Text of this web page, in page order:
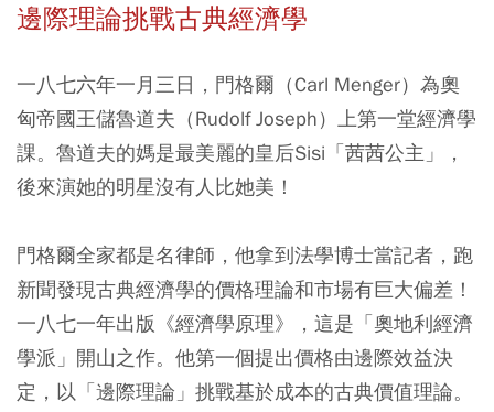
邊際理論挑戰古典經濟學
一八七六年一月三日，門格爾（Carl Menger）為奧
匈帝國王儲魯道夫（Rudolf Joseph）上第一堂經濟學
課。魯道夫的媽是最美麗的皇后Sisi「茜茜公主」，
後來演她的明星沒有人比她美！
門格爾全家都是名律師，他拿到法學博士當記者，跑
新聞發現古典經濟學的價格理論和市場有巨大偏差！
一八七一年出版《經濟學原理》，這是「奧地利經濟
學派」開山之作。他第一個提出價格由邊際效益決
定，以「邊際理論」挑戰基於成本的古典價值理論。